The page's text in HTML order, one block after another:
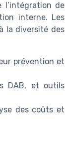
de
interne. Les
la diversité des
prévention et
DAB, et outils
des coûts et